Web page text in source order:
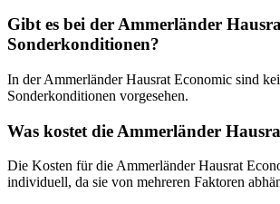
Gibt es bei der Ammerländer
Sonderkonditionen?
In der Ammerländer Hausrat Economic sind
Sonderkonditionen vorgesehen.
Was kostet die Ammerländer
Die Kosten für die Ammerländer Hausrat
individuell, da sie von mehreren Faktoren